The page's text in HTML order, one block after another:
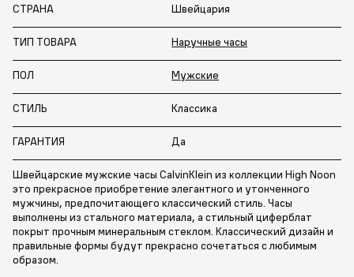
СТРАНА Швейцария
ТИП ТОВАРА Наручные часы
ПОЛ Мужские
СТИЛЬ Классика
ГАРАНТИЯ Да
Швейцарские мужские часы CalvinKlein из коллекции High Noon
это прекрасное приобретение элегантного и утонченного
мужчины, предпочитающего классический стиль. Часы
выполнены из стального материала, а стильный циферблат
покрыт прочным минеральным стеклом. Классический дизайн и
правильные формы будут прекрасно сочетаться с любимым
образом.